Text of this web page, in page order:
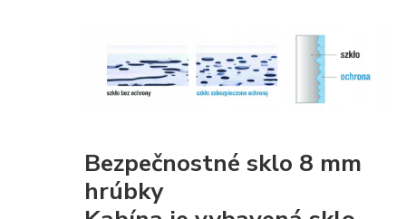
Bezpečnostné sklo 8 mm
hrúbky